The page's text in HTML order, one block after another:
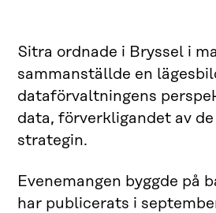
Sitra ordnade i Bryssel i
sammanställde en
dataförvaltningens
data, förverkligandet av
strategin.
Evenemangen byggde på
har publicerats i